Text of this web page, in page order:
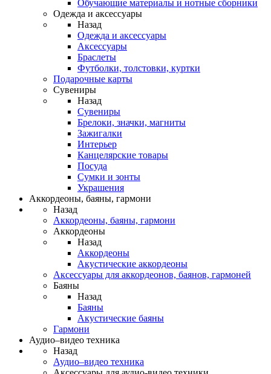
Обучающие материалы и нотные сборники
Одежда и аксессуары
Назад
Одежда и аксессуары
Аксессуары
Браслеты
Футболки, толстовки, куртки
Подарочные карты
Сувениры
Назад
Сувениры
Брелоки, значки, магниты
Зажигалки
Интерьер
Канцелярские товары
Посуда
Сумки и зонты
Украшения
Аккордеоны, баяны, гармони
Назад
Аккордеоны, баяны, гармони
Аккордеоны
Назад
Аккордеоны
Акустические аккордеоны
Аксессуары для аккордеонов, баянов, гармоней
Баяны
Назад
Баяны
Акустические баяны
Гармони
Аудио–видео техника
Назад
Аудио–видео техника